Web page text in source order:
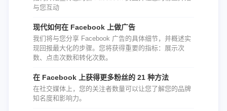
与您互动
现代如何在 Facebook 上做广告
我们将与您分享 Facebook 广告的具体细节，并概述实
现回报最大化的步骤。您将获得重要的指标：展示次
数、点击次数和转化次数。
在 Facebook 上获得更多粉丝的 21 种方法
在社交媒体上，您的关注者数量可以让您了解您的品牌
知名度和影响力。